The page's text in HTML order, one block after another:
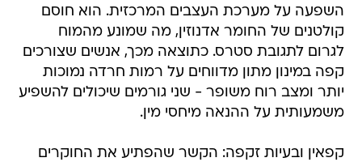
השפעה על מערכת העצבים המרכזית. הוא חוסם
קולטנים של החומר אדנוזין, מה שמונע מהמוח
לגרום לתגובת סטרס. כתוצאה מכך, אנשים שצורכים
קפה במינון מתון מדווחים על רמות חרדה נמוכות
יותר ומצב רוח משופר - שני גורמים שיכולים להשפיע
משמעותית על ההנאה מיחסי מין.
קפאין ובעיות זקפה: הקשר שהפתיע את החוקרים